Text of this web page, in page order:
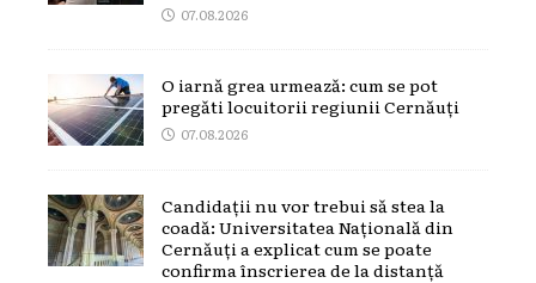
07.08.2026
O iarnă grea urmează: cum se pot
pregăti locuitorii regiunii Cernăuți
07.08.2026
Candidații nu vor trebui să stea la
coadă: Universitatea Națională din
Cernăuți a explicat cum se poate
confirma înscrierea de la distanță